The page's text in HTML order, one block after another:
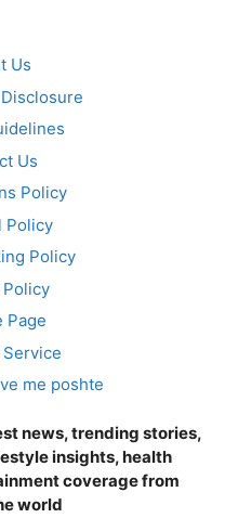
Us
Us
Policy
Policy
Policy
Page
me poshte
news, trending stories,
insights, health
coverage from
world